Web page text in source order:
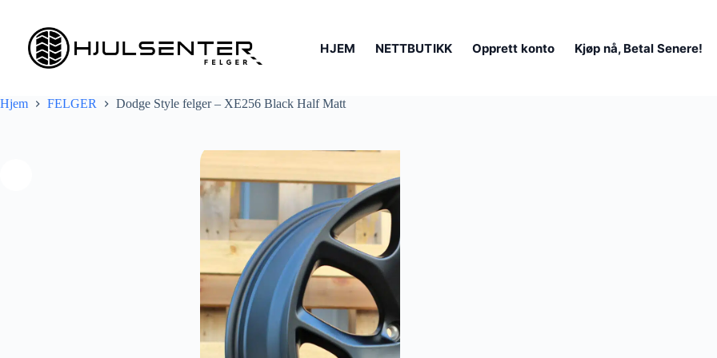
innholdet
HJEM NETTBUTIKK Opprett konto Kjøp nå, Betal Senere!
Hjem FELGER Dodge Style felger – XE256 Black Half Matt